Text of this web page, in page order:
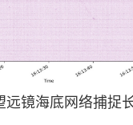
远镜海底网络捕捉